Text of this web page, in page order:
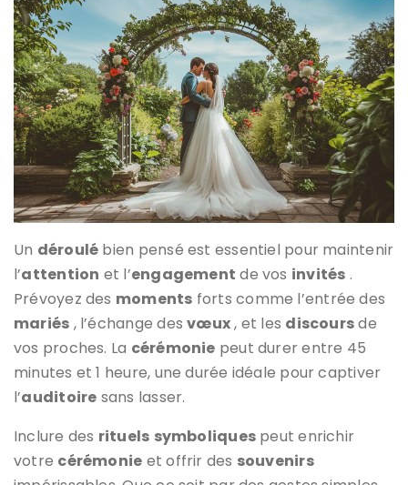
Un déroulé bien pensé est essentiel pour maintenir
l’attention et l’engagement de vos invités .
Prévoyez des moments forts comme l’entrée des
mariés , l’échange desvœux, et les discoursde
vos proches. La cérémonie peut durer entre 45
minutes et 1 heure, une durée idéale pour captiver
l’auditoire sans lasser.
Inclure des rituels symboliques peut enrichir
votre cérémonie et offrir des souvenirs